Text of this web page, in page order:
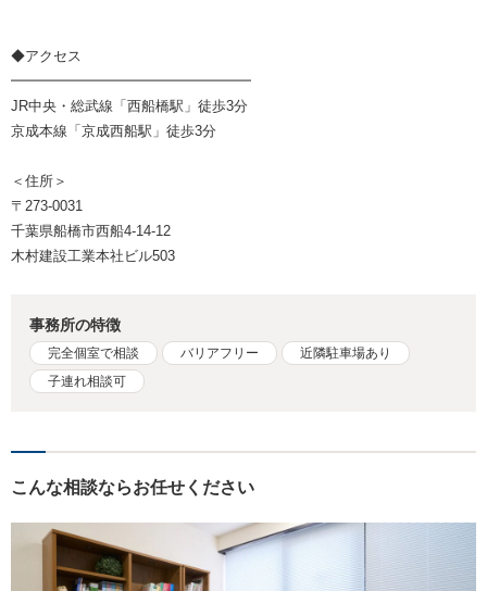
◆アクセス
━━━━━━━━━━━━━━━━━
JR中央・総武線「西船橋駅」徒歩3分
京成本線「京成西船駅」徒歩3分
＜住所＞
〒273-0031
千葉県船橋市西船4-14-12
木村建設工業本社ビル503
事務所の特徴
完全個室で相談 バリアフリー
近隣駐車場あり
子連れ相談可
こんな相談ならお任せください